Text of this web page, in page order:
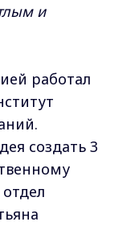
и
работал
создать 3